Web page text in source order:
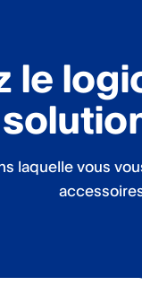
le
laquelle vous